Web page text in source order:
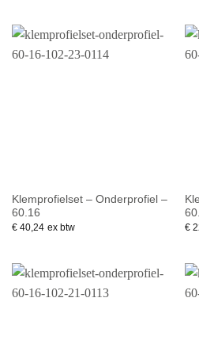
Klemprofielset – Onderprofiel –
60.16
€40,24 ex btw €